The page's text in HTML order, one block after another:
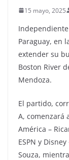
15 mayo, 2025
Paraguay, en
extender su
Boston River
Mendoza.
El partido,
A, comenzará
América –
ESPN y
Souza,